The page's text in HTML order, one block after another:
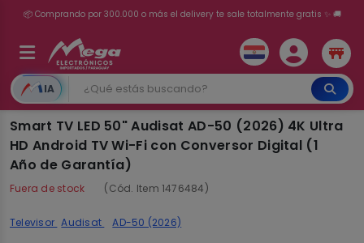
💳 ¡HASTA 24 CUOTAS SIN INTERÉS con tarjetas adheridas!
IA
Smart TV LED 50" Audisat AD-50 (2026) 4K Ultra
HD Android TV Wi-Fi con Conversor Digital (1
Año de Garantía)
Fuera de stock (Cód. Item 1476484)
Televisor Audisat AD-50 (2026)